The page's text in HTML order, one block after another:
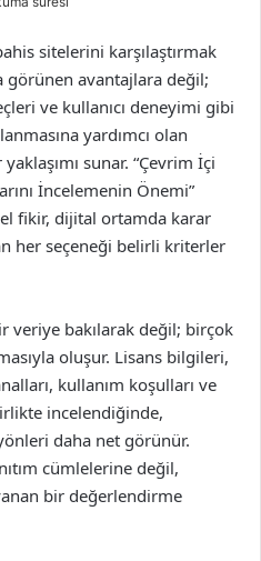
sitelerini karşılaştırmak
görünen avantajlara değil;
ve kullanıcı deneyimi gibi
yardımcı olan
sunar. “Çevrim İçi
İncelemenin Önemi”
fikir, dijital ortamda karar
her seçeneği belirli kriterler
veriye bakılarak değil; birçok
oluşur. Lisans bilgileri,
kullanım koşulları ve
incelendiğinde,
daha net görünür.
cümlelerine değil,
bir değerlendirme